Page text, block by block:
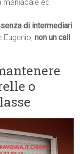
maniacale ed
di intermediari
Eugenio,non un call
o